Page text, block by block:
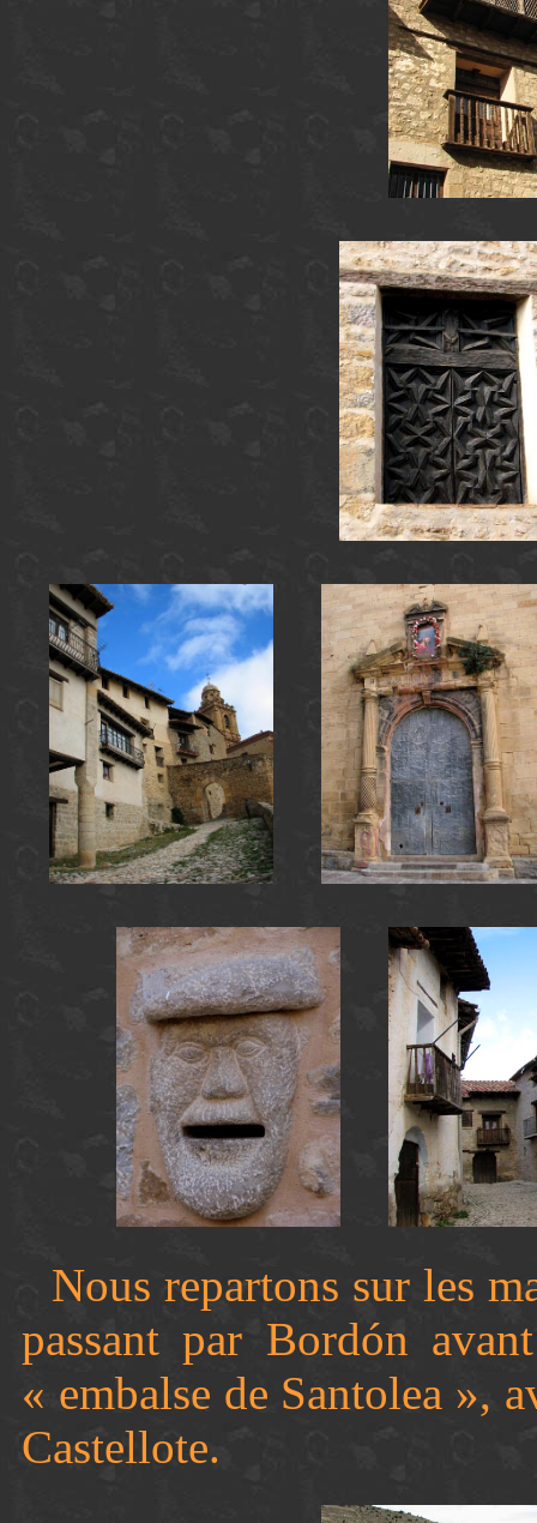
Nous repartons sur les
passant par Bordón
« embalse de Santolea »,
Castellote.